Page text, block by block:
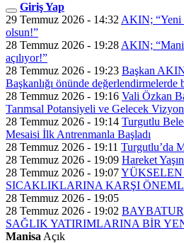
Giriş Yap
29 Temmuz 2026 - 14:32 AKIN; “Yeni
olsun!”
28 Temmuz 2026 - 19:28 AKIN;
açılıyor!”
28 Temmuz 2026 - 19:23 Başkan
Başkanlığı önünde
28 Temmuz 2026 - 19:16 Vali Özkan
Tarımsal Potansiyeli ve Gelecek
28 Temmuz 2026 - 19:14 Turgutlu
Mesaisi İlk Antrenmanla Başladı
28 Temmuz 2026 - 19:11 Turgutlu’da
28 Temmuz 2026 - 19:09 Hareket
28 Temmuz 2026 - 19:07YÜKSELEN
SICAKLIKLARINA KARŞI
28 Temmuz 2026 - 19:05
28 Temmuz 2026 - 19:02
SAĞLIK YATIRIMLARINA BİR
Manisa Açık